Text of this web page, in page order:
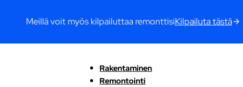
Meillä voit myös kilpailuttaa remonttisiKilpailuta tästä
Rakentaminen
Remontointi